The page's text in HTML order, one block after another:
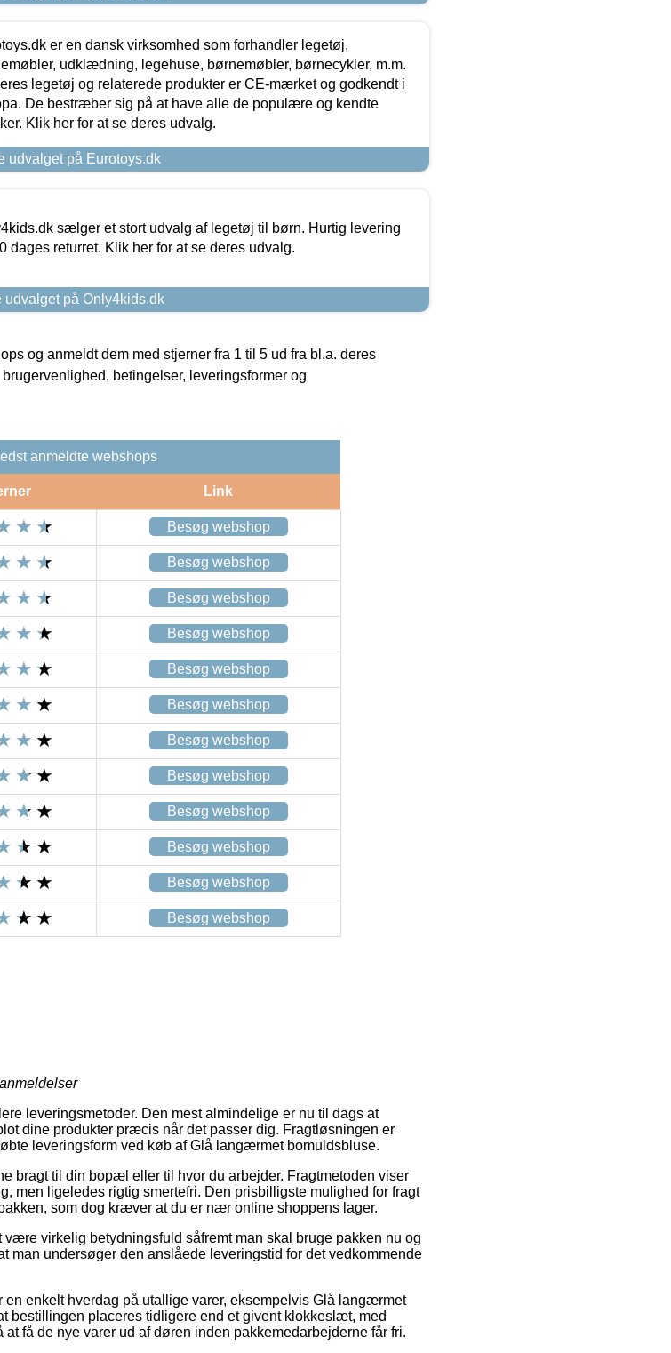
er en dansk virksomhed som forhandler legetøj,
udklædning, legehuse, børnemøbler, børnecykler, m.m.
legetøj og relaterede produkter er CE-mærket og godkendt i
De bestræber sig på at have alle de populære og kendte
Klik her for at se deres udvalg.
udvalget på Eurotoys.dk
sælger et stort udvalg af legetøj til børn. Hurtig levering
dages returret. Klik her for at se deres udvalg.
udvalget på Only4kids.dk
og anmeldt dem med stjerner fra 1 til 5 ud fra bl.a. deres
betingelser, leveringsformer og
anmeldte webshops
Link
Besøg webshop
Besøg webshop
Besøg webshop
Besøg webshop
Besøg webshop
Besøg webshop
Besøg webshop
Besøg webshop
Besøg webshop
Besøg webshop
Besøg webshop
Besøg webshop
anmeldelser
leveringsmetoder. Den mest almindelige er nu til dags at
dine produkter præcis når det passer dig. Fragtløsningen er
leveringsform ved køb af Glå langærmet bomuldsbluse.
bragt til din bopæl eller til hvor du arbejder. Fragtmetoden viser
men ligeledes rigtig smertefri. Den prisbilligste mulighed for fragt
som dog kræver at du er nær online shoppens lager.
virkelig betydningsfuld såfremt man skal bruge pakken nu og
man undersøger den anslåede leveringstid for det vedkommende
enkelt hverdag på utallige varer, eksempelvis Glå langærmet
bestillingen placeres tidligere end et givent klokkeslæt, med
få de nye varer ud af døren inden pakkemedarbejderne får fri.